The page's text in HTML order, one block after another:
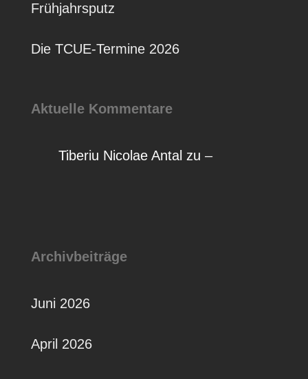
Frühjahrsputz
Die TCUE-Termine 2026
Aktuelle Kommentare
Tiberiu Nicolae Antal zu –
Archivbeiträge
Juni 2026
April 2026